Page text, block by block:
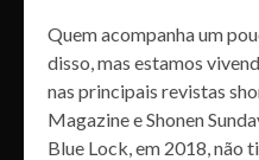
Quem acompanha um
disso, mas estamos
nas principais revistas
Magazine e Shonen
Blue Lock, em 2018, não